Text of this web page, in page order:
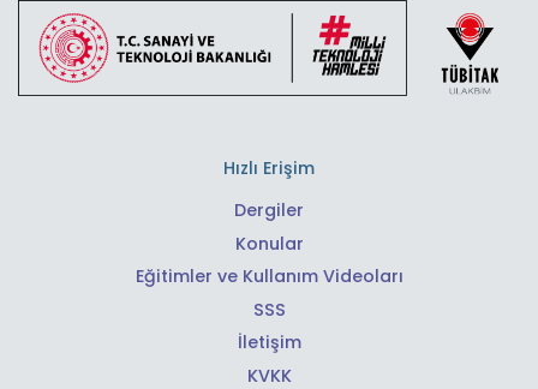
Hızlı Erişim
Dergiler
Konular
Eğitimler ve Kullanım Videoları
SSS
İletişim
KVKK